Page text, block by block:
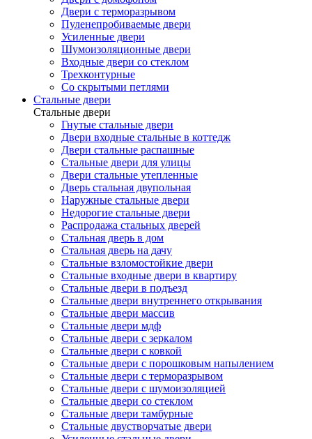
Двери с терморазрывом
Пуленепробиваемые двери
Усиленные двери
Шумоизоляционные двери
Входные двери со стеклом
Трехконтурные
Со скрытыми петлями
Стальные двери
Стальные двери
Гнутые стальные двери
Двери входные стальные в коттедж
Двери стальные распашные
Стальные двери для улицы
Двери стальные утепленные
Дверь стальная двупольная
Наружные стальные двери
Недорогие стальные двери
Распродажа стальных дверей
Стальная дверь в дом
Стальная дверь на дачу
Стальные взломостойкие двери
Стальные входные двери в квартиру
Стальные двери в подъезд
Стальные двери внутреннего открывания
Стальные двери массив
Стальные двери мдф
Стальные двери с зеркалом
Стальные двери с ковкой
Стальные двери с порошковым напылением
Стальные двери с терморазрывом
Стальные двери с шумоизоляцией
Стальные двери со стеклом
Стальные двери тамбурные
Стальные двустворчатые двери